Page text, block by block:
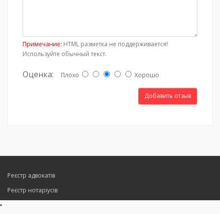
Примечание: HTML разметка не поддерживается!
Используйте обычный текст.
Оценка: Плохо Хорошо
Добавить отзыв
Реєстр адвокатів
Реєстр нотаріусів